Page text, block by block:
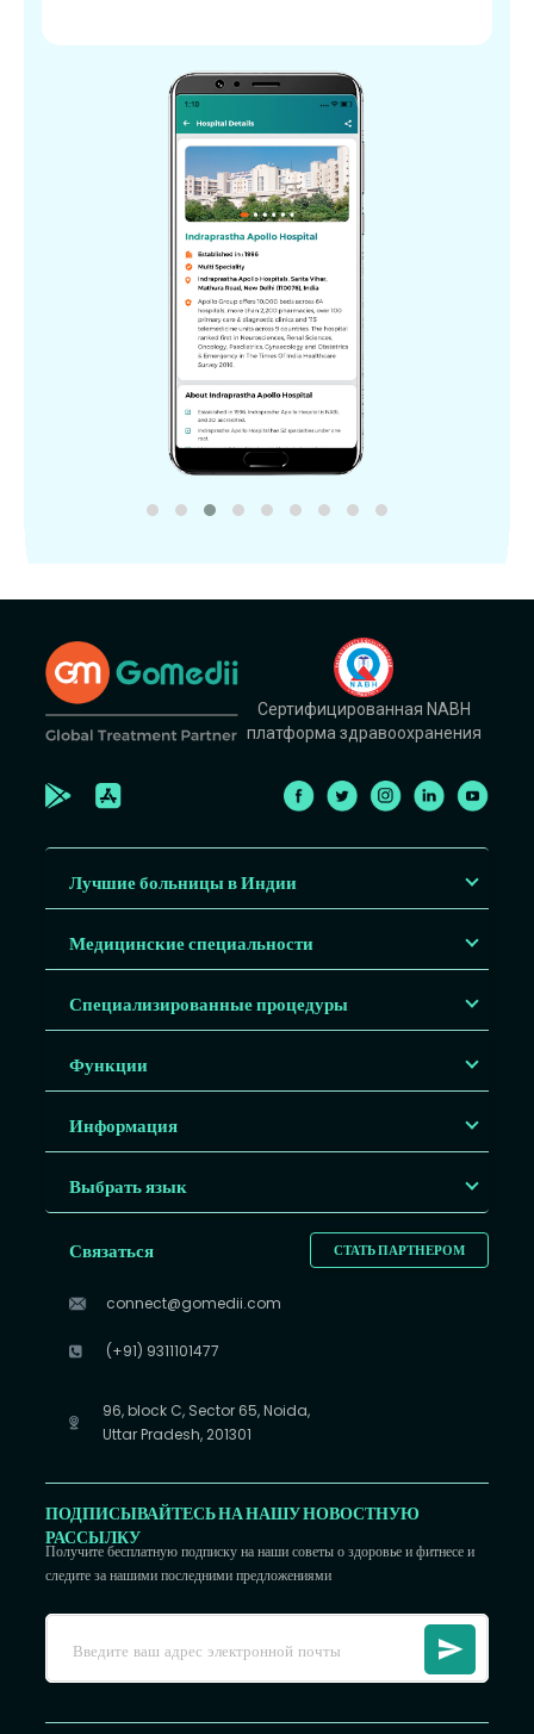
Сертифицированная NABH
платформа здравоохранения
Лучшие больницы в Индии
Медицинские специальности
Специализированные процедуры
Функции
Информация
Выбрать язык
СТАТЬ ПАРТНЕРОМ
Связаться
connect@gomedii.com
(+91) 9311101477
96, block C, Sector 65, Noida,
Uttar Pradesh, 201301
ПОДПИСЫВАЙТЕСЬ НА НАШУ НОВОСТНУЮ
РАССЫЛКУ
Получите бесплатную подписку на наши советы о здоровье и фитнесе и
следите за нашими последними предложениями